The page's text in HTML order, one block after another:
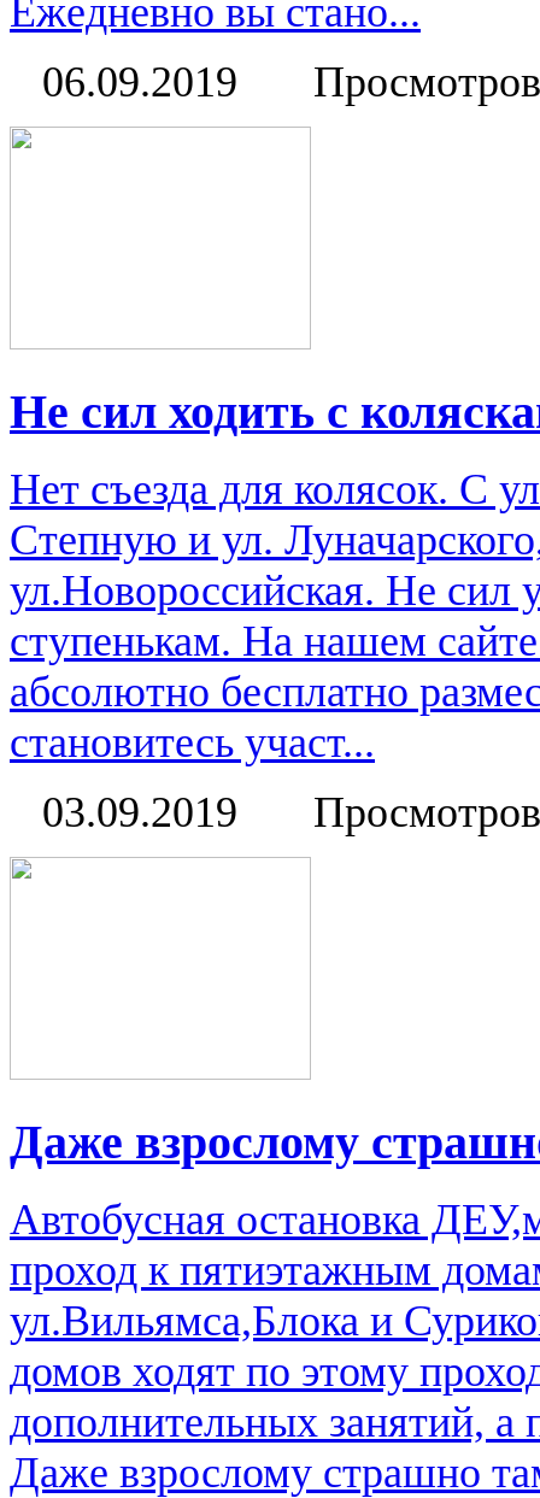
Ежедневно вы стано...
06.09.2019
Не сил ходить с
Нет съезда для колясок. С
Степную и ул.
ул.Новороссийская. Не сил
ступенькам. На нашем
абсолютно бесплатно
становитесь участ...
03.09.2019
Даже взрослому
Автобусная остановка
проход к пятиэтажным
ул.Вильямса,Блока и
домов ходят по этому
дополнительных занятий,
Даже взрослому страшно